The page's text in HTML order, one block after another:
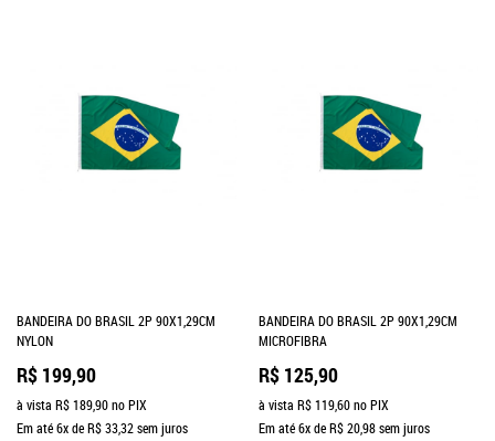
BANDEIRA DO BRASIL 2P 90X1,29CM
NYLON
R$ 199,90
à vista R$ 189,90no PIX
Em até6xdeR$ 33,32sem juros
BANDEIRA DO BRASIL 2P 90X1,29CM
MICROFIBRA
R$ 125,90
à vista R$ 119,60no PIX
Em até6xdeR$ 20,98sem juros